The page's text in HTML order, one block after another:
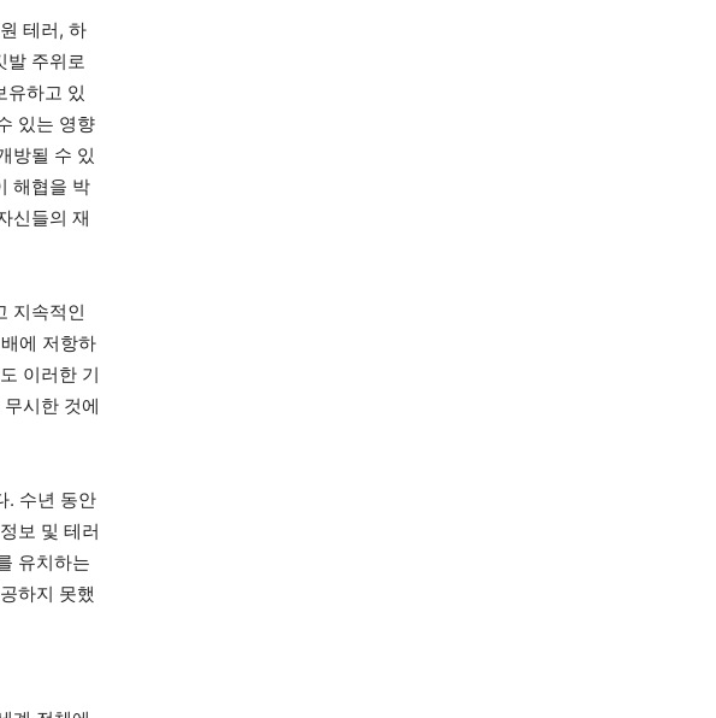
테러, 하
발 주위로
유하고 있
있는 영향
방될 수 있
해협을 박
신들의 재
지속적인
에 저항하
이러한 기
시한 것에
. 수년 동안
보 및 테러
유치하는
하지 못했